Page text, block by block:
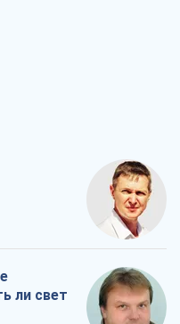
ли свет